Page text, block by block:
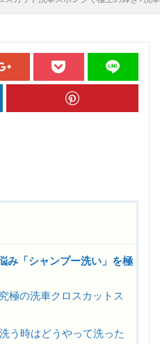
み「シャンプー洗い」を極
極の洗車クロスカットス
う時はどうやって洗った